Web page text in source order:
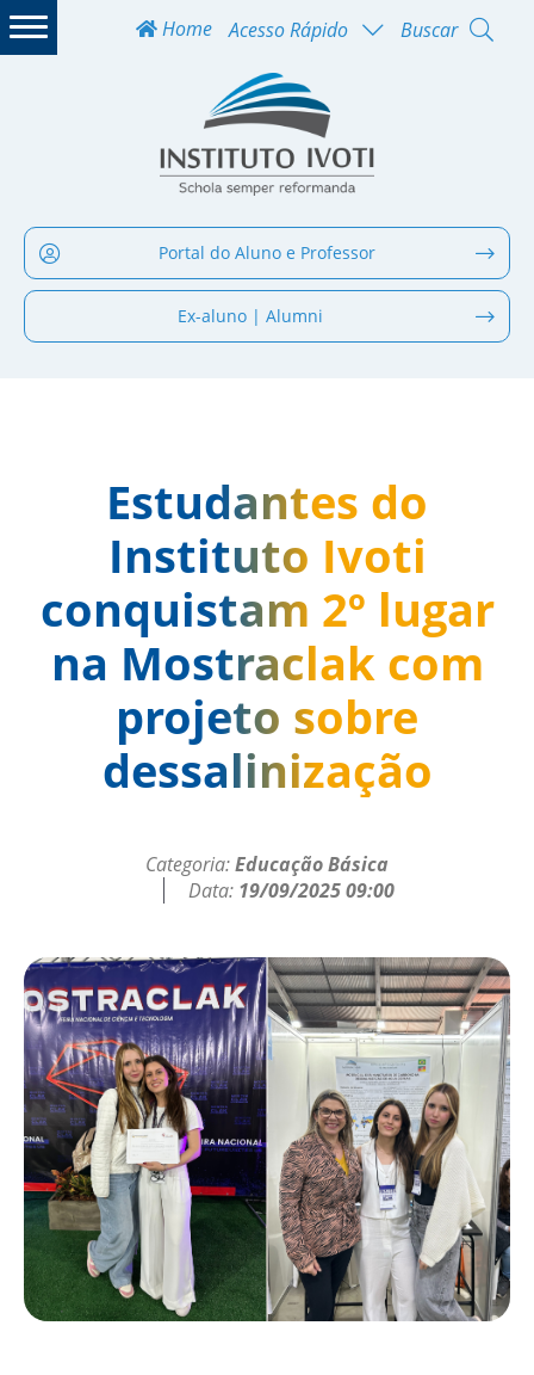
Home Acesso Rápido Buscar
Portal do Aluno e Professor
Ex-aluno | Alumni
Estudantes do
Instituto Ivoti
conquistam 2º lugar
na Mostraclak com
projeto sobre
dessalinização
Categoria:Educação Básica
Data: 19/09/2025 09:00